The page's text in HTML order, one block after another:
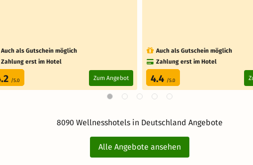
Auch als Gutschein möglich
Zahlung erst im Hotel
/5.0 Zum Angebot
Auch als Gutschein möglich
Zahlung erst im Hotel
4.4 /5.0
8090 Wellnesshotels in Deutschland Angebote
Alle Angebote ansehen